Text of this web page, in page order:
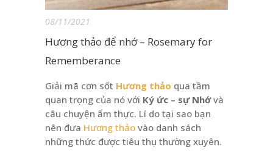
08/11/2021
Hương thảo để nhớ – Rosemary for
Rememberance
Giải mã cơn sốt Hương thảo qua tầm
quan trọng của nó với Ký ức – sự Nhớvà
câu chuyện ẩm thực. Lí do tại sao bạn
nên đưa Hương thảo vào danh sách
những thức được tiêu thụ thường xuyên.